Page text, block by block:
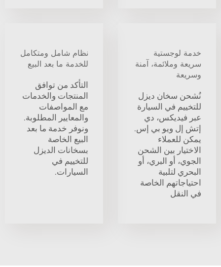
خدمة لوجستية
سريعة وملائمة، آمنة
وسريعة
نُشحن سخان ديزل
للتخييم في السيارة
عبر فيديكس، دي
إتش إل ويو بي إس.
يمكن للعملاء
الاختيار بين الشحن
الجوي، أو البري، أو
البحري لتلبية
احتياجاتهم الخاصة
في النقل
نظام شامل ومتكامل
للخدمة ما بعد البيع
التأكد من توافق
المنتجات والخدمات
مع المواصفات
والمعايير المطلوبة.
ونوفر خدمة ما بعد
البيع الخاصة
بسخانات الديزل
للتخييم في
السيارات.